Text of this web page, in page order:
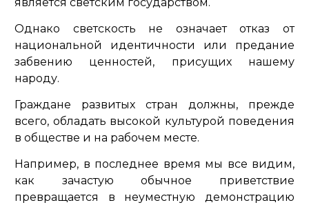
Однако светскость не означает отказ от
национальной идентичности или предание
забвению ценностей, присущих нашему
народу.
Граждане развитых стран должны, прежде
всего, обладать высокой культурой поведения
в обществе и на рабочем месте.
Например, в последнее время мы все видим,
как зачастую обычное приветствие
превращается в неуместную демонстрацию